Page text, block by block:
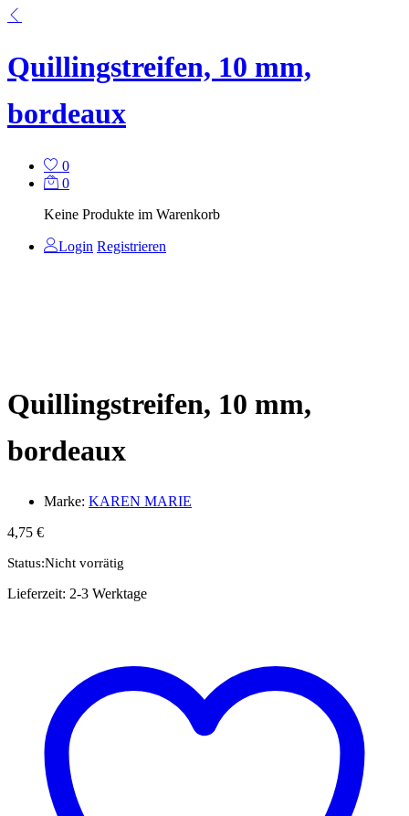
Quillingstreifen, 10 mm,
bordeaux
0
0
Keine Produkte im Warenkorb
Login Registrieren
Quillingstreifen, 10 mm,
bordeaux
Marke: KAREN MARIE
4,75 €
Status:Nicht vorrätig
Lieferzeit: 2-3 Werktage